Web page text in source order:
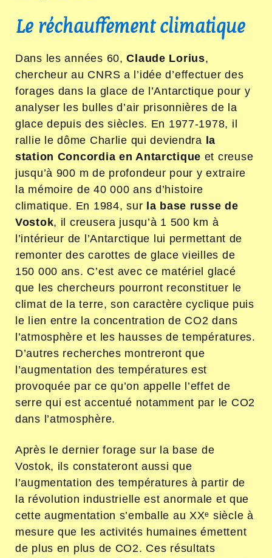
Le réchauffement climatique
Dans les années 60,Claude Lorius,
chercheur au CNRS a l’idée d’effectuer des
forages dans la glace de l’Antarctique pour y
analyser les bulles d’air prisonnières de la
glace depuis des siècles. En 1977-1978, il
rallie le dôme Charlie qui deviendra la
station Concordia en Antarctique et creuse
jusqu’à 900 m de profondeur pour y extraire
la mémoire de 40 000 ans d’histoire
climatique. En 1984, sur la base russe de
Vostok, il creusera jusqu’à 1 500 km à
l’intérieur de l’Antarctique lui permettant de
remonter des carottes de glace vieilles de
150 000 ans. C’est avec ce matériel glacé
que les chercheurs pourront reconstituer le
climat de la terre, son caractère cyclique puis
le lien entre la concentration de CO2 dans
l’atmosphère et les hausses de températures.
D’autres recherches montreront que
l’augmentation des températures est
provoquée par ce qu’on appelle l’effet de
serre qui est accentué notamment par le CO2
dans l’atmosphère.
Après le dernier forage sur la base de
Vostok, ils constateront aussi que
l’augmentation des températures à partir de
la révolution industrielle est anormale et que
cette augmentation s’emballe au XXᵉ siècle à
mesure que les activités humaines émettent
de plus en plus de CO2. Ces résultats